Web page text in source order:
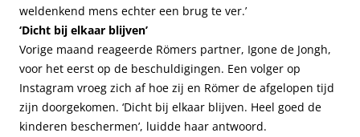
weldenkend mens echter een brug te ver.’
‘Dicht bij elkaar blijven’
Vorige maand reageerde Römers partner, Igone de Jongh,
voor het eerst op de beschuldigingen. Een volger op
Instagram vroeg zich af hoe zij en Römer de afgelopen tijd
zijn doorgekomen. ‘Dicht bij elkaar blijven. Heel goed de
kinderen beschermen’, luidde haar antwoord.